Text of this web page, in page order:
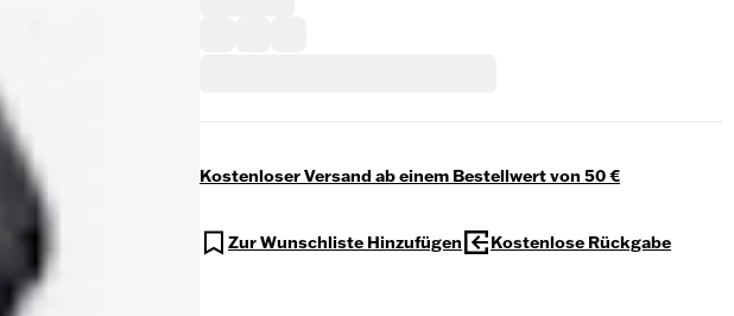
Kostenloser Versand ab einem Bestellwert von 50 €
Zur Wunschliste Hinzufügen Kostenlose Rückgabe